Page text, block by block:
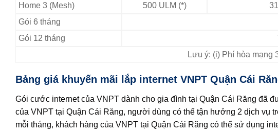
Home 3 (Mesh)
500 ULM (*)
Gói 6 tháng
Gói 12 tháng
Lưu ý: (i) Phí hòa mạng
Bảng giá khuyến mãi lắp internet VNPT Quận Cái
Gói cước internet của VNPT dành cho gia đình tại Quận Cái Răng đã
của VNPT tại Quận Cái Răng, người dùng có thể tận hưởng 2 dịch vụ
mỗi tháng, khách hàng của VNPT tại Quận Cái Răng có thể sử dụng